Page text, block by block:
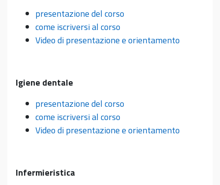
presentazione del corso
come iscriversi al corso
Video di presentazione e orientamento
Igiene dentale
presentazione del corso
come iscriversi al corso
Video di presentazione e orientamento
Infermieristica